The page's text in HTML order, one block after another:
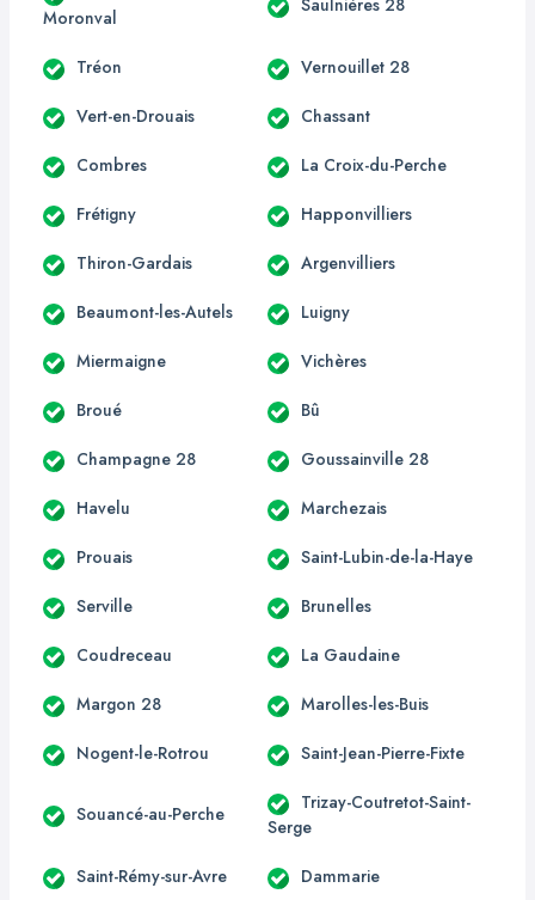
Moronval
Saulnières 28
Tréon Vernouillet 28
Vert-en-Drouais Chassant
Combres La Croix-du-Perche
Frétigny Happonvilliers
Thiron-Gardais Argenvilliers
Beaumont-les-Autels Luigny
Miermaigne Vichères
Broué Bû
Champagne 28 Goussainville 28
Havelu Marchezais
Prouais Saint-Lubin-de-la-Haye
Serville Brunelles
Coudreceau La Gaudaine
Margon 28 Marolles-les-Buis
Nogent-le-Rotrou Saint-Jean-Pierre-Fixte
Souancé-au-Perche
Trizay-Coutretot-Saint-
Serge
Saint-Rémy-sur-Avre Dammarie